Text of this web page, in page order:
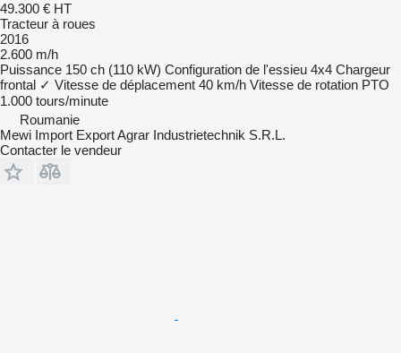
49.300 € HT
Tracteur à roues
2016
2.600 m/h
Puissance 150 ch (110 kW) Configuration de l'essieu 4x4 Chargeur
frontal ✓ Vitesse de déplacement 40 km/h Vitesse de rotation PTO
1.000 tours/minute
Roumanie
Mewi Import Export Agrar Industrietechnik S.R.L.
Contacter le vendeur